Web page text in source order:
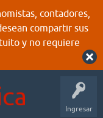
contadores,
compartir sus
y no requiere
Ingresar